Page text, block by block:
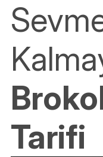
Tarifi